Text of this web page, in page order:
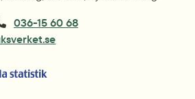
036-15 60 68